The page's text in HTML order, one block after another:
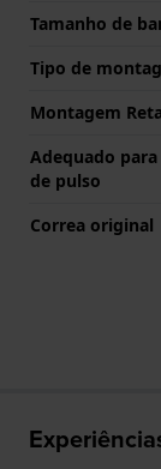
Tamanho de
Tipo de
Montagem
Adequado
de pulso
Correa original